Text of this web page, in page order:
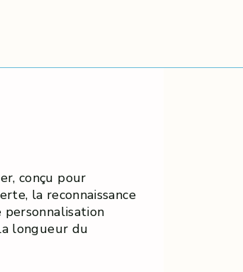
conçu pour
la reconnaissance
personnalisation
longueur du